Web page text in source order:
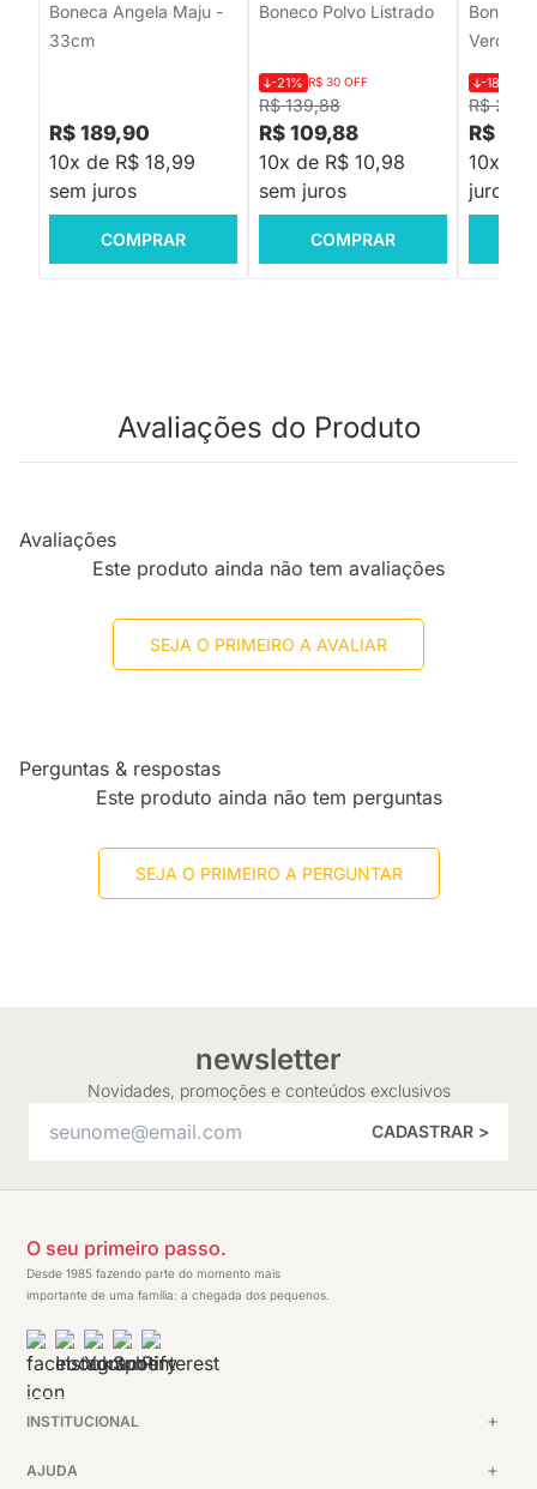
Boneca Angela Maju -
33cm
R$ 189,90
10x de R$ 18,99
sem juros
COMPRAR
Boneco Polvo Listrado
R$ 139,88
-21% R$ 30 OFF
R$ 109,88
10x de R$ 10,98
sem juros
COMPRAR
Boneco
Verde e
R$
-18%
R$
10x de
juros
Avaliações do Produto
Avaliações
Este produto ainda não tem avaliações
SEJA O PRIMEIRO A AVALIAR
Perguntas & respostas
Este produto ainda não tem perguntas
SEJA O PRIMEIRO A PERGUNTAR
newsletter
Novidades, promoções e conteúdos exclusivos
CADASTRAR >
O seu primeiro passo.
Desde 1985 fazendo parte do momento mais
importante de uma família: a chegada dos pequenos.
INSTITUCIONAL
AJUDA